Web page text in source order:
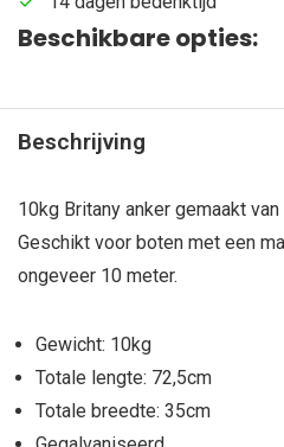
Beschikbare opties:
Beschrijving
10kg Britany anker gemaakt
Geschikt voor boten met een
ongeveer 10 meter.
Gewicht: 10kg
Totale lengte: 72,5cm
Totale breedte: 35cm